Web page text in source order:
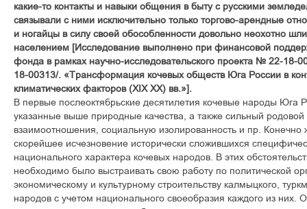
какие-то контакты и навыки общения в быту с русскими
связывали с ними исключительно только торгово-арендные
и ногайцы в силу своей обособленности довольно неохотно
населением [Исследование выполнено при финансовой
фонда в рамках научно-исследовательского проекта № 22-18-
18-00313/. «Трансформация кочевых обществ Юга России в
климатических факторов (XIX XX) вв.»].
В первые послеоктябрьские десятилетия кочевые народы Юга
указанные выше природные качества, а также сильный
взаимоотношения, социальную изолированность и пр. Конечно
скорейшее исчезновение исторически сложившихся
национального характера кочевых народов. В этих
необходимо было выстраивать свою работу по политической
экономическому и культурному строительству калмыцкого,
народов с учетом национального своеобразия каждого из